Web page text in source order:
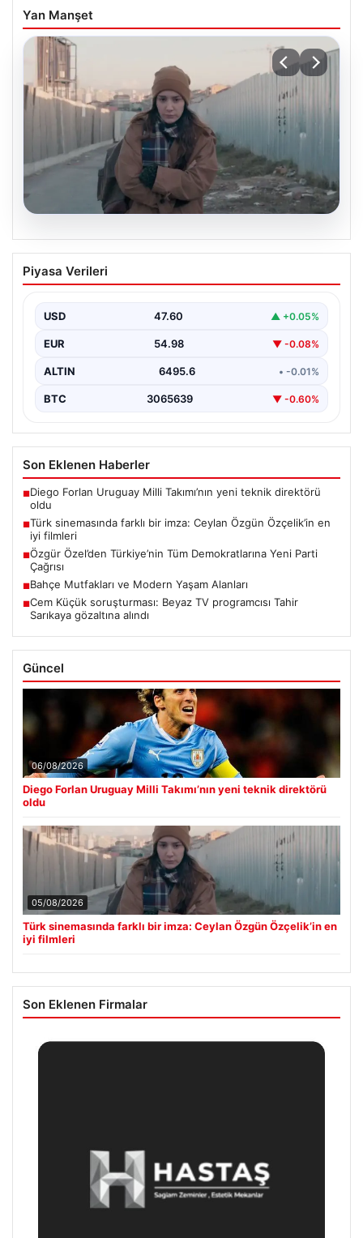
Yan Manşet
05.08.2026
Türk sinemasında farklı bir imza: Ceylan
Özgün Özçelik’in en iyi filmleri
Piyasa Verileri
USD 47.60 ▲ +0.05%
EUR 54.98 ▼ -0.08%
ALTIN 6495.6 • -0.01%
BTC 3065639 ▼ -0.60%
Son Eklenen Haberler
■Diego Forlan Uruguay Milli Takımı’nın yeni teknik direktörü
oldu
■Türk sinemasında farklı bir imza: Ceylan Özgün Özçelik’in en
iyi filmleri
■Özgür Özel’den Türkiye’nin Tüm Demokratlarına Yeni Parti
Çağrısı
■Bahçe Mutfakları ve Modern Yaşam Alanları
■Cem Küçük soruşturması: Beyaz TV programcısı Tahir
Sarıkaya gözaltına alındı
Güncel
06/08/2026
Diego Forlan Uruguay Milli Takımı’nın yeni teknik direktörü
oldu
05/08/2026
Türk sinemasında farklı bir imza: Ceylan Özgün Özçelik’in en
iyi filmleri
Son Eklenen Firmalar